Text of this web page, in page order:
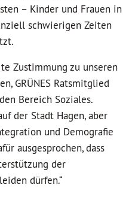
– Kinder und Frauen in
schwierigen Zeiten
Zustimmung zu unseren
GRÜNES Ratsmitglied
Bereich Soziales.
der Stadt Hagen, aber
und Demografie
ausgesprochen, dass
der
dürfen.“